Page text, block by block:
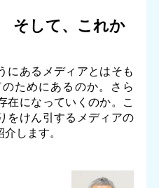
そして、これか
にあるメディアとはそも
ためにあるのか。さら
在になっていくのか。こ
をけん引するメディアの
します。